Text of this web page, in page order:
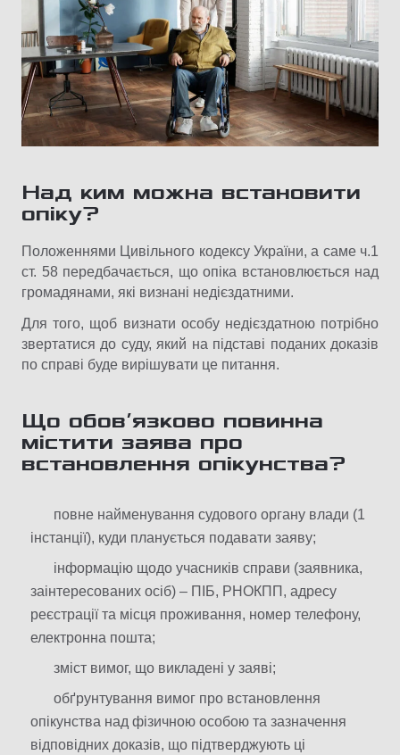
Над ким можна встановити
опіку?
Положеннями Цивільного кодексу України, а саме ч.1
ст. 58 передбачається, що опіка встановлюється над
громадянами, які визнані недієздатними.
Для того, щоб визнати особу недієздатною потрібно
звертатися до суду, який на підставі поданих доказів
по справі буде вирішувати це питання.
Що обовʼязково повинна
містити заява про
встановлення опікунства?
повне найменування судового органу влади (1
інстанції), куди планується подавати заяву;
інформацію щодо учасників справи (заявника,
заінтересованих осіб) – ПІБ, РНОКПП, адресу
реєстрації та місця проживання, номер телефону,
електронна пошта;
зміст вимог, що викладені у заяві;
обґрунтування вимог про встановлення
опікунства над фізичною особою та зазначення
відповідних доказів, що підтверджують ці